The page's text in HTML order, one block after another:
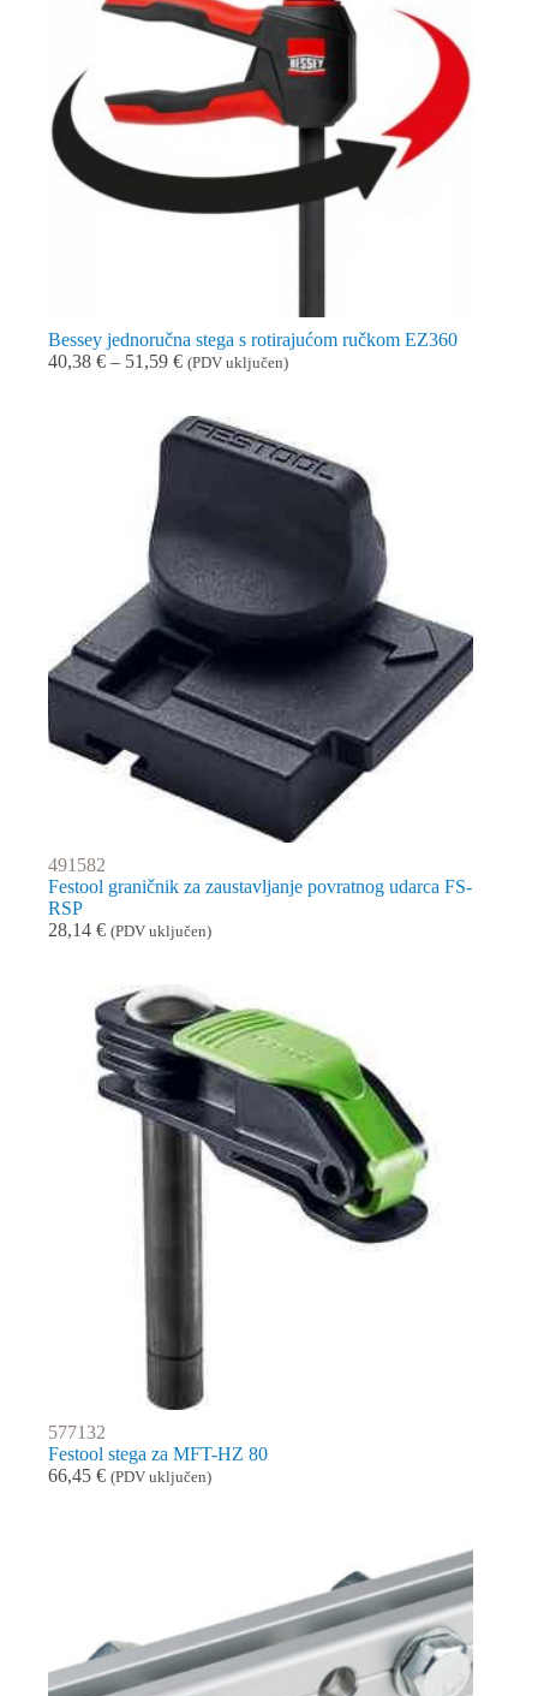
Bessey jednoručna stega s rotirajućom ručkom EZ360
40,38 € – 51,59 €Raspon
40,38 €
do
(PDV uključen)
491582
Festool graničnik za zaustavljanje povratnog udarca FS-
RSP
28,14 € (PDV uključen)
577132
Festool stega za MFT-HZ 80
66,45 € (PDV uključen)